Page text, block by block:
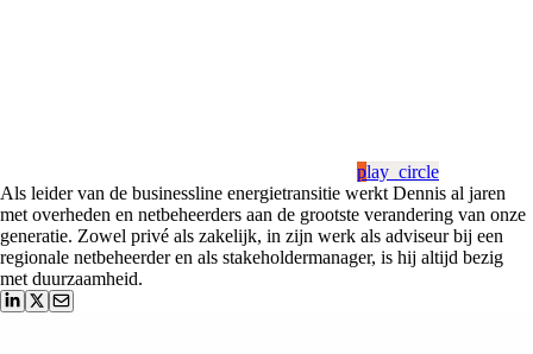
play_circle
Als leider van de businessline energietransitie werkt Dennis al jaren
met overheden en netbeheerders aan de grootste verandering van onze
generatie. Zowel privé als zakelijk, in zijn werk als adviseur bij een
regionale netbeheerder en als stakeholdermanager, is hij altijd bezig
met duurzaamheid.